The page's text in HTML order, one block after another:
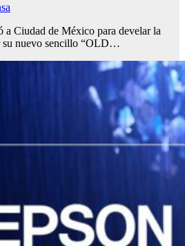
a Ciudad de México para develar la
su nuevo sencillo “OLD…